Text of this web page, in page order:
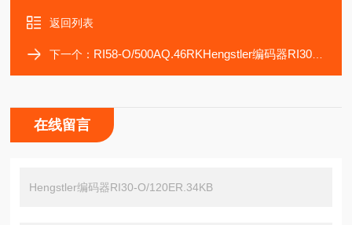
返回列表
下一个： RI58-O/500AQ.46RKHengstler编码器RI30-O/500AR.34RB-D0
在线留言